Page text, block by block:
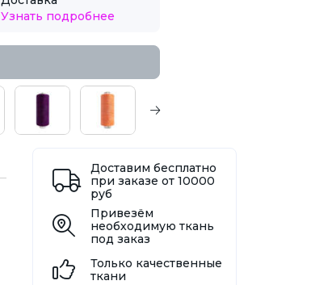
Узнать подробнее
Доставим бесплатно
при заказе от 10000
руб
Привезём
необходимую ткань
под заказ
Только качественные
ткани